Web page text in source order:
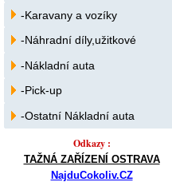
-Karavany a vozíky
-Náhradní díly,užitkové
-Nákladní auta
-Pick-up
-Ostatní Nákladní auta
Odkazy :
TAŽNÁ ZAŘÍZENÍ OSTRAVA
NajduCokoliv.CZ